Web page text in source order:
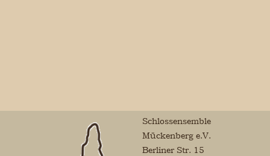
Schlossensemble
Mückenberg e.V.
Berliner Str. 15